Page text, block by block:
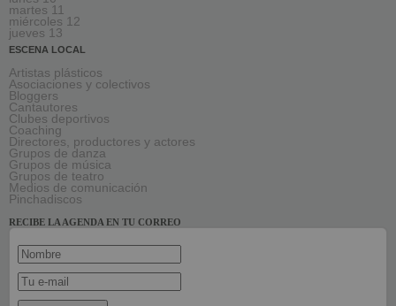
martes 11
miércoles 12
jueves 13
ESCENA LOCAL
Artistas plásticos
Asociaciones y colectivos
Bloggers
Cantautores
Clubes deportivos
Coaching
Directores, productores y actores
Grupos de danza
Grupos de música
Grupos de teatro
Medios de comunicación
Pinchadiscos
RECIBE LA AGENDA EN TU CORREO